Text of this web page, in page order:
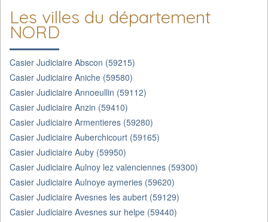
Les villes du département
NORD
Casier Judiciaire Abscon (59215)
Casier Judiciaire Aniche (59580)
Casier Judiciaire Annoeullin (59112)
Casier Judiciaire Anzin (59410)
Casier Judiciaire Armentieres (59280)
Casier Judiciaire Auberchicourt (59165)
Casier Judiciaire Auby (59950)
Casier Judiciaire Aulnoy lez valenciennes (59300)
Casier Judiciaire Aulnoye aymeries (59620)
Casier Judiciaire Avesnes les aubert (59129)
Casier Judiciaire Avesnes sur helpe (59440)